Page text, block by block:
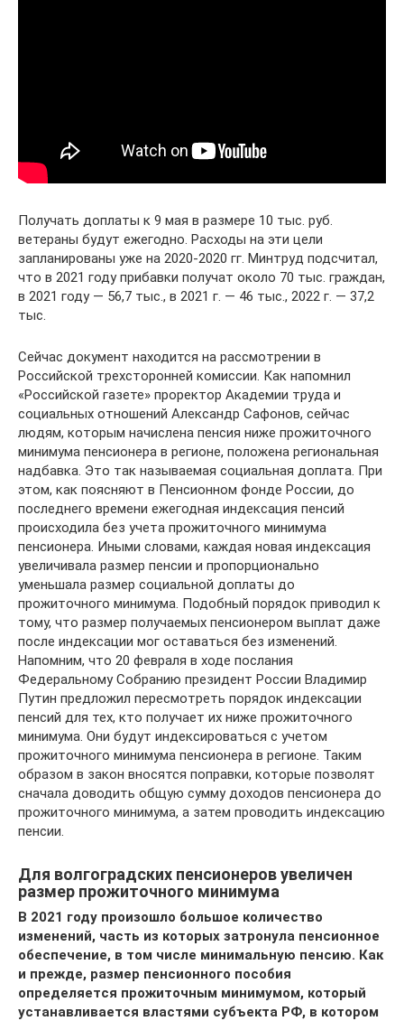
Получать доплаты к 9 мая в размере 10 тыс. руб.
ветераны будут ежегодно. Расходы на эти цели
запланированы уже на 2020-2020 гг. Минтруд подсчитал,
что в 2021 году прибавки получат около 70 тыс. граждан,
в 2021 году — 56,7 тыс., в 2021 г. — 46 тыс., 2022 г. — 37,2
тыс.
Сейчас документ находится на рассмотрении в
Российской трехсторонней комиссии. Как напомнил
«Российской газете» проректор Академии труда и
социальных отношений Александр Сафонов, сейчас
людям, которым начислена пенсия ниже прожиточного
минимума пенсионера в регионе, положена региональная
надбавка. Это так называемая социальная доплата. При
этом, как поясняют в Пенсионном фонде России, до
последнего времени ежегодная индексация пенсий
происходила без учета прожиточного минимума
пенсионера. Иными словами, каждая новая индексация
увеличивала размер пенсии и пропорционально
уменьшала размер социальной доплаты до
прожиточного минимума. Подобный порядок приводил к
тому, что размер получаемых пенсионером выплат даже
после индексации мог оставаться без изменений.
Напомним, что 20 февраля в ходе послания
Федеральному Собранию президент России Владимир
Путин предложил пересмотреть порядок индексации
пенсий для тех, кто получает их ниже прожиточного
минимума. Они будут индексироваться с учетом
прожиточного минимума пенсионера в регионе. Таким
образом в закон вносятся поправки, которые позволят
сначала доводить общую сумму доходов пенсионера до
прожиточного минимума, а затем проводить индексацию
пенсии.
Для волгоградских пенсионеров увеличен
размер прожиточного минимума
В 2021 году произошло большое количество
изменений, часть из которых затронула пенсионное
обеспечение, в том числе минимальную пенсию. Как
и прежде, размер пенсионного пособия
определяется прожиточным минимумом, который
устанавливается властями субъекта РФ, в котором